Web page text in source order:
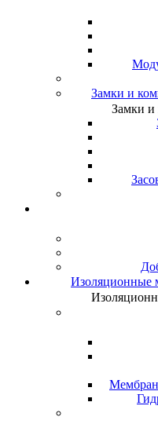
Замки и
Замки и
Изоляционные